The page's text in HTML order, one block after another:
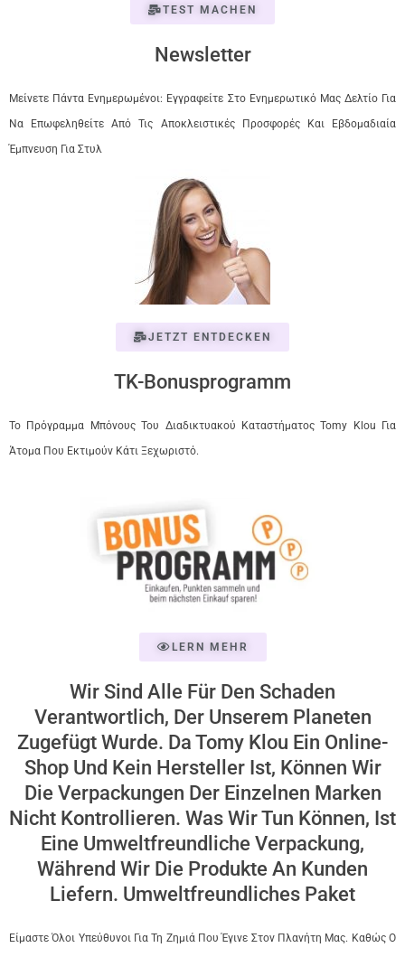
TEST MACHEN
Newsletter
Μείνετε Πάντα Ενημερωμένοι: Εγγραφείτε Στο Ενημερωτικό Μας Δελτίο Για
Να Επωφεληθείτε Από Τις Αποκλειστικές Προσφορές Και Εβδομαδιαία
Έμπνευση Για Στυλ
JETZT ENTDECKEN
TK-Bonusprogramm
Το Πρόγραμμα Μπόνους Του Διαδικτυακού Καταστήματος Tomy Klou Για
Άτομα Που Εκτιμούν Κάτι Ξεχωριστό.
LERN MEHR
Wir Sind Alle Für Den Schaden
Verantwortlich, Der Unserem Planeten
Zugefügt Wurde. Da Tomy Klou Ein Online-
Shop Und Kein Hersteller Ist, Können Wir
Die Verpackungen Der Einzelnen Marken
Nicht Kontrollieren. Was Wir Tun Können, Ist
Eine Umweltfreundliche Verpackung,
Während Wir Die Produkte An Kunden
Liefern. Umweltfreundliches Paket
Είμαστε Όλοι Υπεύθυνοι Για Τη Ζημιά Που Έγινε Στον Πλανήτη Μας. Καθώς Ο